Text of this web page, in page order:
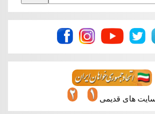
های قدیمی